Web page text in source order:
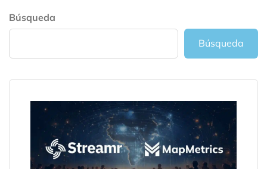
Búsqueda
Búsqueda